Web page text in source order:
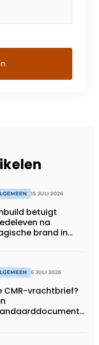
15 JULI 2026
betuigt
na
brand in
6 JULI 2026
CMR-vrachtbrief?